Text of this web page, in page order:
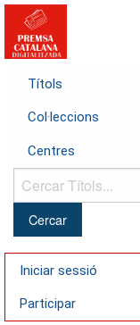
Títols
Col·leccions
Centres
Cercar
Títols...
Iniciar sessió
Participar